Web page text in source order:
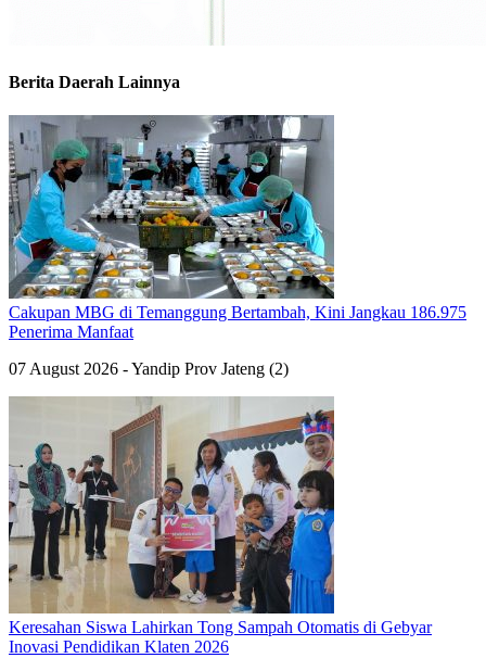
Berita Daerah Lainnya
Cakupan MBG di Temanggung Bertambah, Kini Jangkau 186.975
Penerima Manfaat
07 August 2026 - Yandip Prov Jateng (2)
Keresahan Siswa Lahirkan Tong Sampah Otomatis di Gebyar
Inovasi Pendidikan Klaten 2026